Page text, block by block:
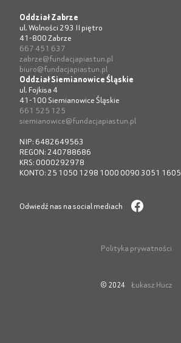
Oddział Zabrze
ul. Wolności 293 II piętro
41-800 Zabrze
667 451 637
zabrze@fundacjapiastun.pl
biuro@fundacjapiastun.pl
Oddział Siemianowice Śląskie
ul. Fojkisa 4
41-100 Siemianowice Śląskie
661 525 125
siemianowice@fundacjapiastun.pl
NIP: 6482649563
REGON: 240788686
KRS: 0000292978
KONTO: 25 1050 1298 1000 0090 3051 1605
Odwiedź nas na social mediach
© 2024 Łukasz Hucz
Polityka prywatności